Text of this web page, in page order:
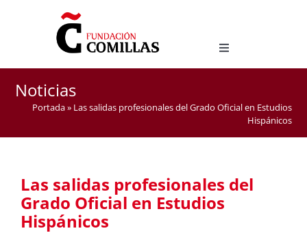
Toggle
Navigation
Master Degree in Teaching Spanish as a Foreign
Language (ELE)
Noticias
Portada» Las salidas profesionales del Grado Oficial en Estudios
Hispánicos
Las salidas profesionales del
Grado Oficial en Estudios
Hispánicos